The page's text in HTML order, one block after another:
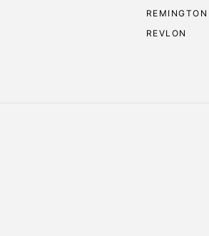
REMINGTON
REVLON